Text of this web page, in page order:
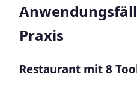
Praxis
Restaurant mit 8